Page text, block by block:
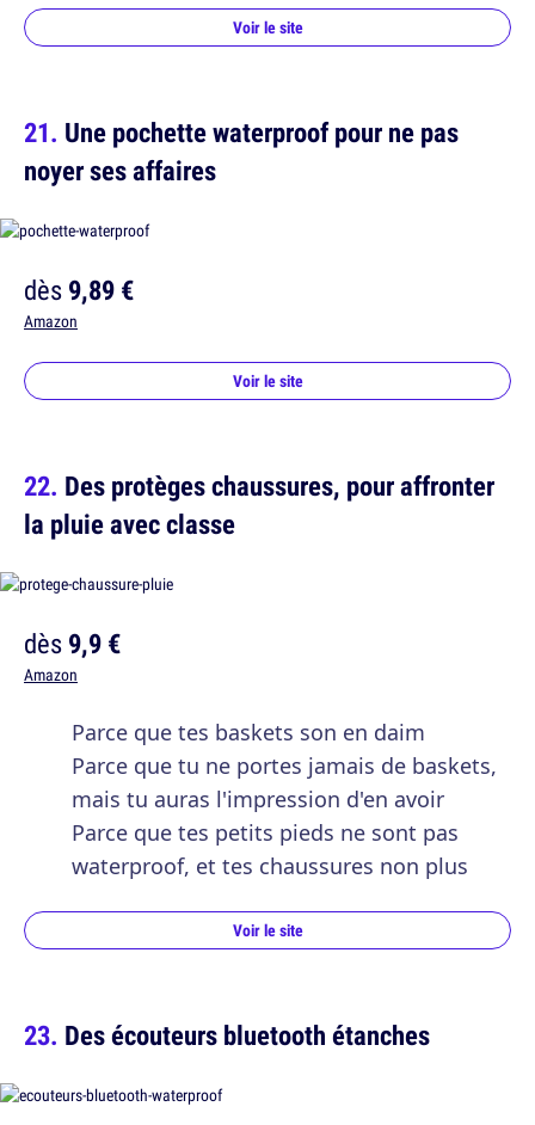
Voir le site
Une pochette waterproof pour ne pas
noyer ses affaires
dès9,89 €
Amazon
Voir le site
Des protèges chaussures, pour affronter
la pluie avec classe
dès9,9 €
Amazon
Parce que tes baskets son en daim
Parce que tu ne portes jamais de baskets,
mais tu auras l'impression d'en avoir
Parce que tes petits pieds ne sont pas
waterproof, et tes chaussures non plus
Voir le site
Des écouteurs bluetooth étanches